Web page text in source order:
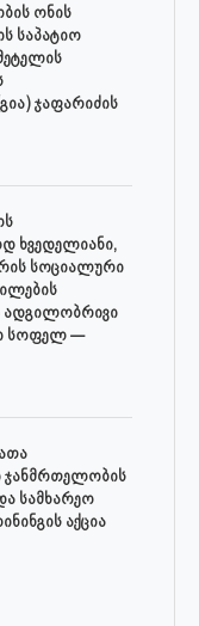
ონის
საპატიო
ჯაფარიძის
ხვედელიანი,
სოციალური
ადგილობრივი
სოფელ —
ჯანმრთელობის
სამხარეო
აქცია